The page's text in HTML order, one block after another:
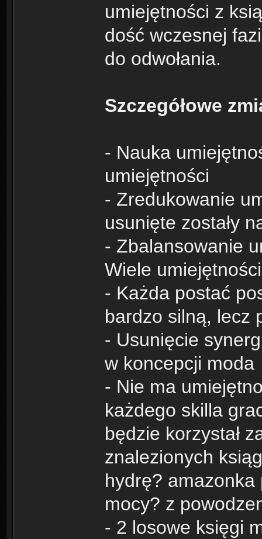
umiejętności z
dość wczesnej
do odwołania.
Szczegółowe
- Nauka
umiejętności
- Zredukowanie
usunięte zostały
- Zbalansowanie
Wiele
- Każda postać
bardzo silną, lecz
- Usunięcie
w koncepcji moda
- Nie ma
każdego skilla
będzie korzystał
znalezionych
hydrę?
mocy? z
- 2 losowe księgi